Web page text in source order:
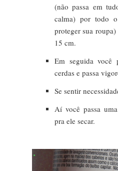
(não passa em
calma) por todo
proteger sua
15 cm.
Em seguida você
cerdas e passa
Se sentir
Aí você passa
pra ele secar.